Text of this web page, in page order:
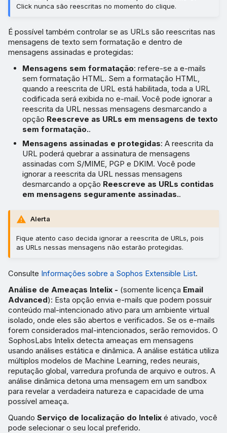
Click nunca são reescritas no momento do clique.
É possível também controlar se as URLs são reescritas nas
mensagens de texto sem formatação e dentro de
mensagens assinadas e protegidas:
Mensagens sem formatação: refere-se a e-mails
sem formatação HTML. Sem a formatação HTML,
quando a reescrita de URL está habilitada, toda a URL
codificada será exibida no e-mail. Você pode ignorar a
reescrita da URL nessas mensagens desmarcando a
opção Reescreve as URLs em mensagens de texto
sem formatação..
Mensagens assinadas e protegidas: A reescrita da
URL poderá quebrar a assinatura de mensagens
assinadas com S/MIME, PGP e DKIM. Você pode
ignorar a reescrita da URL nessas mensagens
desmarcando a opção Reescreve as URLs contidas
em mensagens seguramente assinadas..
Alerta
Fique atento caso decida ignorar a reescrita de URLs, pois
as URLs nessas mensagens não estarão protegidas.
Consulte Informações sobre a Sophos Extensible List.
Análise de Ameaças Intelix - (somente licença Email
Advanced): Esta opção envia e-mails que podem possuir
conteúdo mal-intencionado ativo para um ambiente virtual
isolado, onde eles são abertos e verificados. Se os e-mails
forem considerados mal-intencionados, serão removidos. O
SophosLabs Intelix detecta ameaças em mensagens
usando análises estática e dinâmica. A análise estática utiliza
múltiplos modelos de Machine Learning, redes neurais,
reputação global, varredura profunda de arquivo e outros. A
análise dinâmica detona uma mensagem em um sandbox
para revelar a verdadeira natureza e capacidade de uma
possível ameaça.
Quando Serviço de localização do Intelix é ativado, você
pode selecionar o seu local preferido.